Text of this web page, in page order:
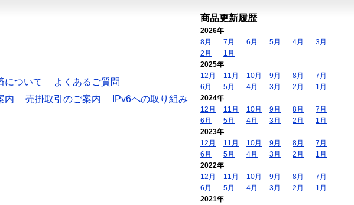
について
よくあるご質問
内 売掛取引のご案内
IPv6への取り組み
商品更新履歴
2026年
8月
7月 6月 5月 4月
3月
2月
1月
2025年
12月
11月 10月 9月 8月
7月
6月
5月 4月 3月 2月
1月
2024年
12月
11月 10月 9月 8月
7月
6月
5月 4月 3月 2月
1月
2023年
12月
11月 10月 9月 8月
7月
6月
5月 4月 3月 2月
1月
2022年
12月
11月 10月 9月 8月
7月
6月
5月 4月 3月 2月
1月
2021年